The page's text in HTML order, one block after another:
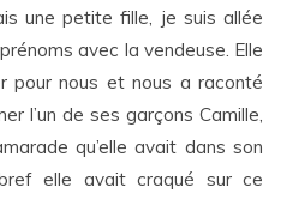
une petite fille, je suis allée
avec la vendeuse. Elle
pour nous et nous a raconté
l’un de ses garçons Camille,
qu’elle avait dans son
elle avait craqué sur ce